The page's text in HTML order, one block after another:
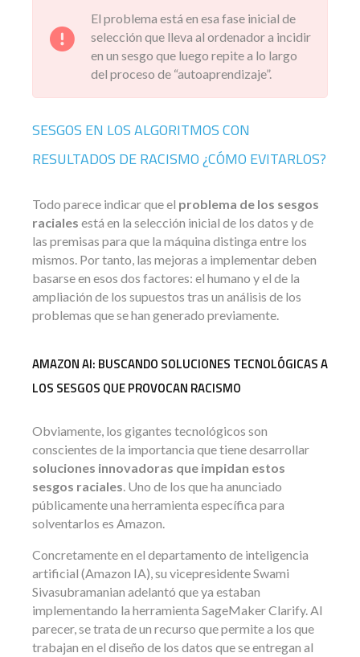
El problema está en esa fase inicial de
selección que lleva al ordenador a incidir
en un sesgo que luego repite a lo largo
del proceso de “autoaprendizaje”.
SESGOS EN LOS ALGORITMOS CON
RESULTADOS DE RACISMO ¿CÓMO EVITARLOS?
Todo parece indicar que el problema de los sesgos
raciales está en la selección inicial de los datos y de
las premisas para que la máquina distinga entre los
mismos. Por tanto, las mejoras a implementar deben
basarse en esos dos factores: el humano y el de la
ampliación de los supuestos tras un análisis de los
problemas que se han generado previamente.
AMAZON AI: BUSCANDO SOLUCIONES TECNOLÓGICAS A
LOS SESGOS QUE PROVOCAN RACISMO
Obviamente, los gigantes tecnológicos son
conscientes de la importancia que tiene desarrollar
soluciones innovadoras que impidan estos
sesgos raciales. Uno de los que ha anunciado
públicamente una herramienta específica para
solventarlos es Amazon.
Concretamente en el departamento de inteligencia
artificial (Amazon IA), su vicepresidente Swami
Sivasubramanian adelantó que ya estaban
implementando la herramienta SageMaker Clarify. Al
parecer, se trata de un recurso que permite a los que
trabajan en el diseño de los datos que se entregan al